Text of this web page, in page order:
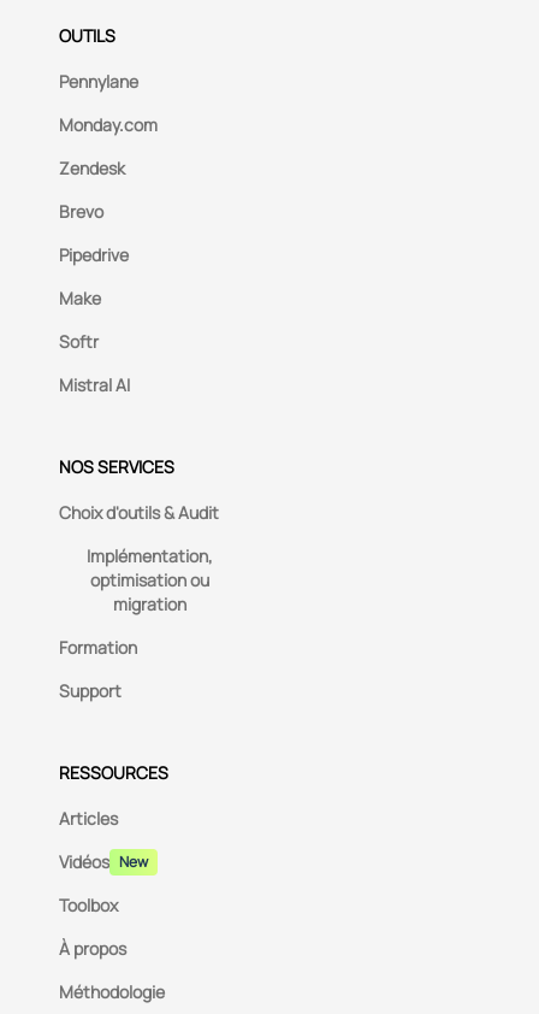
OUTILS
Pennylane
Monday.com
Zendesk
Brevo
Pipedrive
Make
Softr
Mistral AI
NOS SERVICES
Choix d'outils & Audit
Implémentation,
optimisation ou
migration
Formation
Support
RESSOURCES
Articles
Vidéos New
Toolbox
À propos
Méthodologie